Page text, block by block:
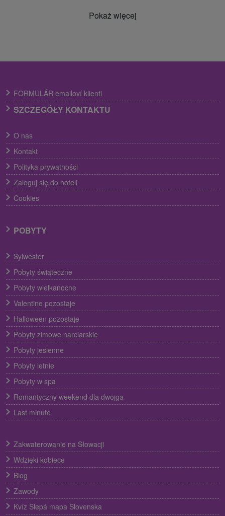
Pokaż więcej
FORMULÁR emailoví klienti
SZCZEGÓŁY KONTAKTU
O nas
Kontakt
Polityka prywatności
Zaloguj się do hoteli
Cookies
POBYTY
Sylwester
Pobyty świąteczne
Pobyty wielkanocne
Valentine pozostaje
Halloween pozostaje
Pobyty zimowe narciarskie
Pobyty jesienne
Pobyty letnie
Pobyty w spa
Romantyczny weekend dla dwojga
Last minute
Zakwaterowanie na Słowacji
Wdzięki kobiece
Blog
Zawody
Kvíz Slepá mapa Slovenska